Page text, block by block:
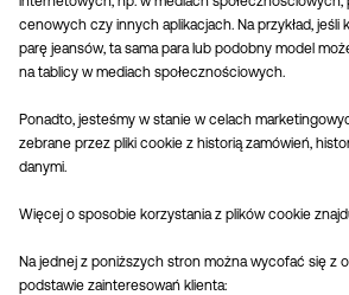
cenowych czy innych aplikacjach. Na przykład, jeśli
parę jeansów, ta sama para lub podobny model
na tablicy w mediach społecznościowych.
Ponadto, jesteśmy w stanie w celach
zebrane przez pliki cookie z historią zamówień,
danymi.
Więcej o sposobie korzystania z plików cookie
Na jednej z poniższych stron można wycofać się z
podstawie zainteresowań klienta: